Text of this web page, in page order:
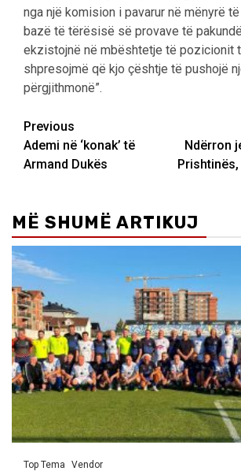
nga një komision i pavarur në mënyrë
bazë të tërësisë së provave të
ekzistojnë në mbështetje të pozicionit
shpresojmë që kjo çështje të pushojë
përgjithmonë”.
Post
navigation
Previous
Ademi në ‘konak’ të
Armand Dukës
Ndërron
MË SHUMË ARTIKUJ
Top Tema Vendor